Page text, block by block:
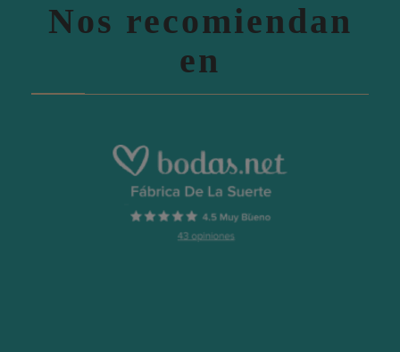
Nos recomiendan
en